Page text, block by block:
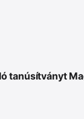
tanúsítványt